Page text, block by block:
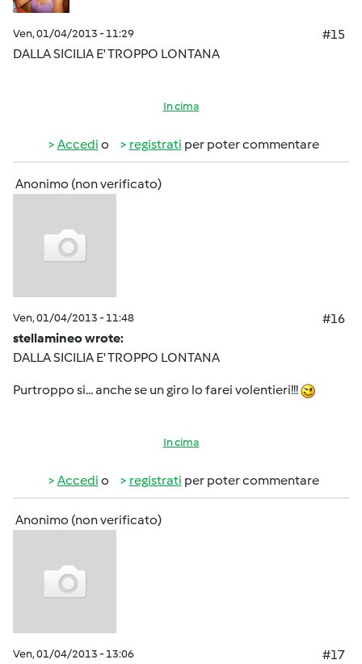
Ven, 01/04/2013 - 11:29
#15
DALLA SICILIA E' TROPPO LONTANA
In cima
Accedi o registrati per poter commentare
Anonimo (non verificato)
Ven, 01/04/2013 - 11:48
#16
stellamineo wrote:
DALLA SICILIA E' TROPPO LONTANA
Purtroppo si... anche se un giro lo farei volentieri!!!
In cima
Accedi o registrati per poter commentare
Anonimo (non verificato)
Ven, 01/04/2013 - 13:06 #17